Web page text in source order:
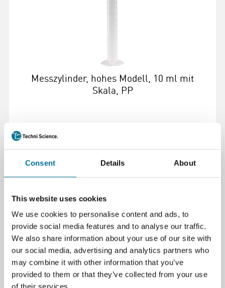
Consent Details About
This website uses cookies
We use cookies to personalise content and ads, to
provide social media features and to analyse our traffic.
We also share information about your use of our site with
our social media, advertising and analytics partners who
may combine it with other information that you’ve
provided to them or that they’ve collected from your use
Messzylinder, hohes Modell, 10 ml mit
Skala, PP
Weiterlesen Bestellen